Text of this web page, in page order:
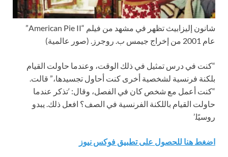
شانون إليزابيث تظهر في مشهد من فيلم “American Pie II”
عام 2001 من إخراج جيمس ب. روجرز.
(صور عالمية)
“كنت في درس تمثيل في ذلك الوقت، وعندما حاولت القيام
بلكنة فرنسية لشخصية أخرى كنت أحاول تجسيدها،” قالت.
“كنت أعمل مع شخص كان في الفصل، وقال: ‘تذكر عندما
حاولت القيام باللكنة الفرنسية في الصف؟ افعل ذلك. يبدو
روسيًا.’
اضغط هنا للحصول على تطبيق فوكس نيوز